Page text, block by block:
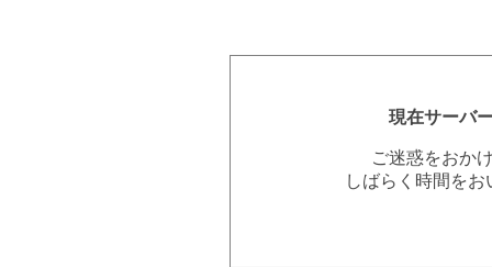
現在サーバ
ご迷惑をおか
しばらく時間を